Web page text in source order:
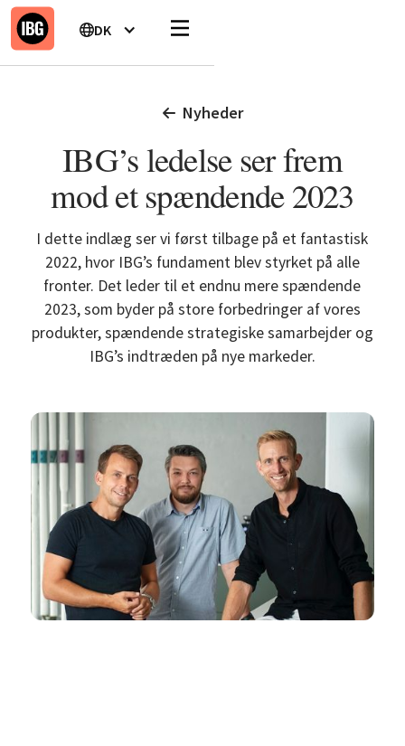
DK
Nyheder
IBG’s ledelse ser frem
mod et spændende 2023
I dette indlæg ser vi først tilbage på et fantastisk
2022, hvor IBG’s fundament blev styrket på alle
fronter. Det leder til et endnu mere spændende
2023, som byder på store forbedringer af vores
produkter, spændende strategiske samarbejder og
IBG’s indtræden på nye markeder.